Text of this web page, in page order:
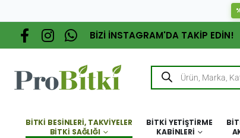
BİZİ İNSTAGRAM'DA TAKİP EDİN!
BITKI BESINLERI, TAKVIYELER
BITKI SAĞLIĞI
BITKI YETIŞTIRME
KABINLERI